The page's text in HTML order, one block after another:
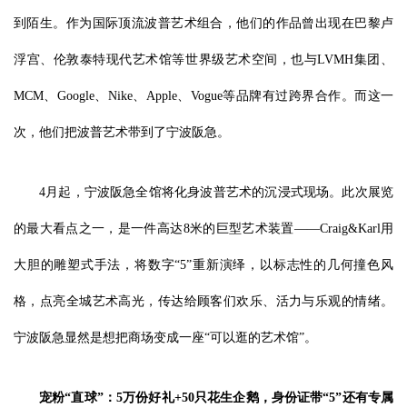
到陌生。作为国际顶流波普艺术组合，他们的作品曾出现在巴黎卢
浮宫、伦敦泰特现代艺术馆等世界级艺术空间，也与LVMH集团、
MCM、Google、Nike、Apple、Vogue等品牌有过跨界合作。而这一
次，他们把波普艺术带到了宁波阪急。
4月起，宁波阪急全馆将化身波普艺术的沉浸式现场。此次展览
的最大看点之一，是一件高达8米的巨型艺术装置——Craig&Karl用
大胆的雕塑式手法，将数字“5”重新演绎，以标志性的几何撞色风
格，点亮全城艺术高光，传达给顾客们欢乐、活力与乐观的情绪。
宁波阪急显然是想把商场变成一座“可以逛的艺术馆”。
宠粉“直球”：5万份好礼+50只花生企鹅，身份证带“5”还有专属